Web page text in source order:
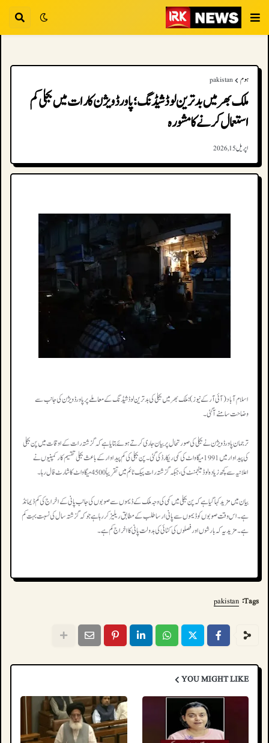
ہوم pakistan
ملک بھر میں بدترین لوڈشیڈنگ؛ پاور ڈویژن کا رات میں بجلی کم
استعمال کرنے کا مشورہ
اپریل 15, 2026
اسلام آباد (آئی آر کے نیوز): ملک بھر میں بجلی کی بدترین لوڈشیڈنگ کے معاملے پر پاور ڈویژن کی جانب سے
وضاحت سامنے آ گئی۔
ترجمان پاور ڈویژن نے بجلی کی صورتحال پر بیان جاری کرتے ہوئے بتایا ہے کہ گزشتہ رات کے اوقات میں پن بجلی
کی پیداوار میں 1991 میگاواٹ کی کمی ریکارڈ کی گئی۔ پن بجلی کی کم پیداوار کے باعث بجلی تقسیم کار کمپنیوں نے
اعلانیہ سے کچھ زیادہ لوڈ مینجمنٹ کی، جبکہ گزشتہ رات پیک ٹائم میں تقریباً 4500 میگاواٹ کا شارٹ فال رہا۔
بیان میں مزید کہا گیا ہے کہ پن بجلی میں کمی کی وجہ ملک کے ڈیموں سے صوبوں کی جانب پانی کے اخراج کی کم ڈیمانڈ
ہے۔ اس وقت صوبوں کو ڈیموں سے پانی ارسا طلب کے مطابق ریلیز کر رہا ہے جو کہ گزشتہ سال کی نسبت بہت کم
ہے۔ مزید یہ کہ بارشوں اور فصلوں کی کٹائی کی بدولت پانی کا اخراج کم ہے۔
Tags:
pakistan
YOU MIGHT LIKE